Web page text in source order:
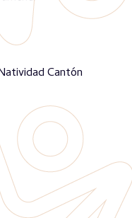
Cantón